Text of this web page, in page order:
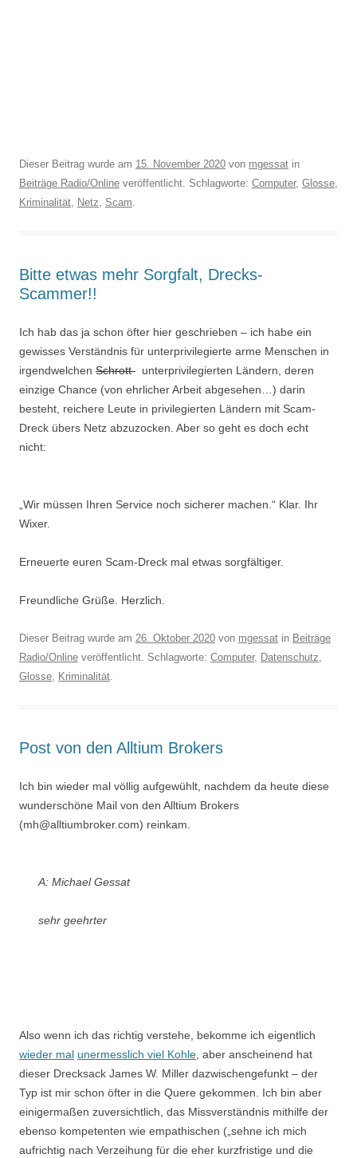
Dieser Beitrag wurde am 15. November 2020 von mgessat in
Beiträge Radio/Online veröffentlicht. Schlagworte: Computer, Glosse
Kriminalität
Netz Scam
Bitte etwas mehr Sorgfalt, Drecks-
Scammer!!
Ich hab das ja schon öfter hier geschrieben – ich habe ein
gewisses Verständnis für unterprivilegierte arme Menschen in
irgendwelchen Schrott- unterprivilegierten Ländern, deren
einzige Chance (von ehrlicher Arbeit abgesehen…) darin
besteht, reichere Leute in privilegierten Ländern mit Scam-
Dreck übers Netz abzuzocken. Aber so geht es doch echt
nicht:
„Wir müssen Ihren Service noch sicherer machen.“ Klar. Ihr
Wixer.
Erneuerte euren Scam-Dreck mal etwas sorgfältiger.
Freundliche Grüße. Herzlich.
Dieser Beitrag wurde am 26. Oktober 2020 von mgessat in Beiträge
Radio/Online veröffentlicht. Schlagworte: Computer, Datenschutz
Glosse Kriminalität
Post von den Alltium Brokers
Ich bin wieder mal völlig aufgewühlt, nachdem da heute diese
wunderschöne Mail von den Alltium Brokers
(mh@alltiumbroker.com) reinkam.
A: Michael Gessat
sehr geehrter
Also wenn ich das richtig verstehe, bekomme ich eigentlich
wieder mal unermesslich viel Kohle, aber anscheinend hat
dieser Drecksack James W. Miller dazwischengefunkt – der
Typ ist mir schon öfter in die Quere gekommen. Ich bin aber
einigermaßen zuversichtlich, das Missverständnis mithilfe der
ebenso kompetenten wie empathischen („sehne ich mich
aufrichtig nach Verzeihung für die eher kurzfristige und die